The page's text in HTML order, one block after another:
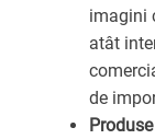
imagini
atât
de